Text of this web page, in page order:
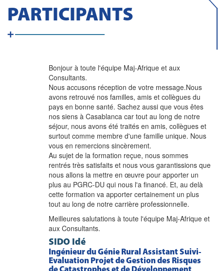
PARTICIPANTS
Bonjour à toute l'équipe Maj-Afrique et aux
Consultants.
Nous accusons réception de votre message.Nous
avons retrouvé nos familles, amis et collègues du
pays en bonne santé. Sachez aussi que vous êtes
nos siens à Casablanca car tout au long de notre
séjour, nous avons été traités en amis, collègues et
surtout comme membre d'une famille unique. Nous
vous en remercions sincèrement.
Au sujet de la formation reçue, nous sommes
rentrés très satisfaits et nous vous garantissions que
nous allons la mettre en œuvre pour apporter un
plus au PGRC-DU qui nous l'a financé. Et, au delà
cette formation va apporter certainement un plus
tout au long de notre carrière professionnelle.
Meilleures salutations à toute l'équipe Maj-Afrique et
aux Consultants.
SIDO Idé
Ingénieur du Génie Rural Assistant Suivi-
Evaluation Projet de Gestion des Risques